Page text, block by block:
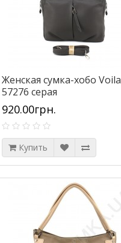
Женская сумка-хобо Voila
57276 серая
920.00грн.
Купить